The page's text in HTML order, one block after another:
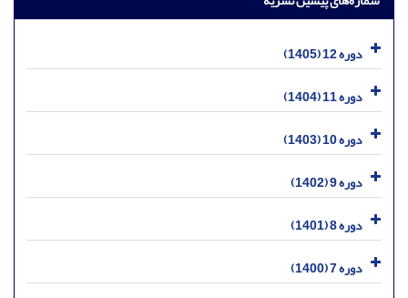
دوره 12 (1405)
دوره 11 (1404)
دوره 10 (1403)
دوره 9 (1402)
دوره 8 (1401)
دوره 7 (1400)